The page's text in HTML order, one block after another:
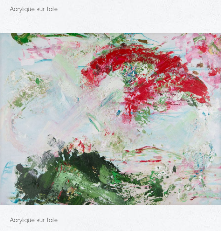
Acrylique sur toile
Acrylique sur toile